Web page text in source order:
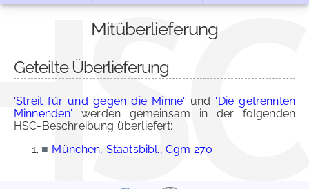
Mitüberlieferung
Geteilte Überlieferung
'Streit für und gegen die Minne' und 'Die getrennten
Minnenden' werden gemeinsam in der folgenden
HSC-Beschreibung überliefert:
■ München, Staatsbibl., Cgm 270